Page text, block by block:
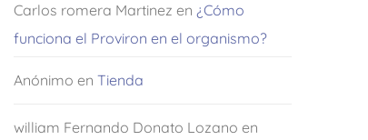
Carlos romera Martinez en ¿Cómo
funciona el Proviron en el organismo?
Anónimo en Tienda
william Fernando Donato Lozano en